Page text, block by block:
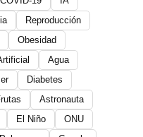
Reproducción
Obesidad
Agua
Diabetes
Astronauta
El Niño
ONU